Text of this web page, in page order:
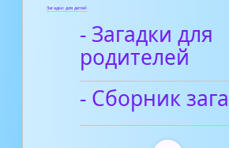
Загадки для детей
- Загадки для
родителей
- Сборник